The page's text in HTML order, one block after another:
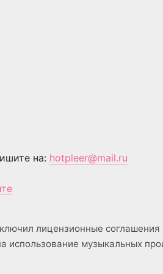
на: hotpleer@mail.ru
лицензионные соглашения
использование музыкальных